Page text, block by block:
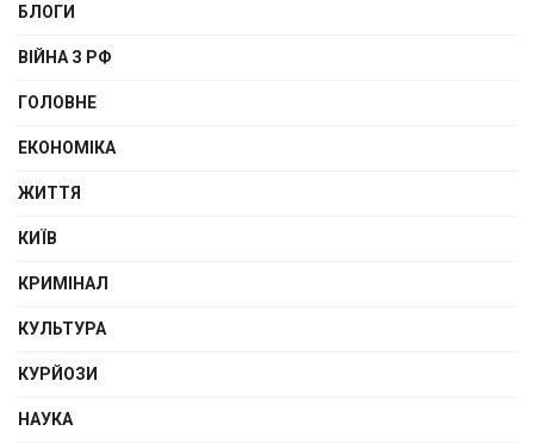
БЛОГИ
ВІЙНА З РФ
ГОЛОВНЕ
ЕКОНОМІКА
ЖИТТЯ
КИЇВ
КРИМІНАЛ
КУЛЬТУРА
КУРЙОЗИ
НАУКА